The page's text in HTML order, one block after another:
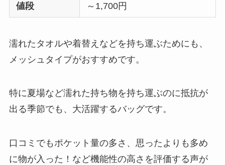
値段 ～1,700円
濡れたタオルや着替えなどを持ち運ぶためにも、
メッシュタイプがおすすめです。
特に夏場など濡れた持ち物を持ち運ぶのに抵抗が
出る季節でも、大活躍するバッグです。
口コミでもポケット量の多さ、思ったよりも多め
に物が入った！など機能性の高さを評価する声が